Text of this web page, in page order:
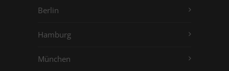
Berlin
Hamburg
München